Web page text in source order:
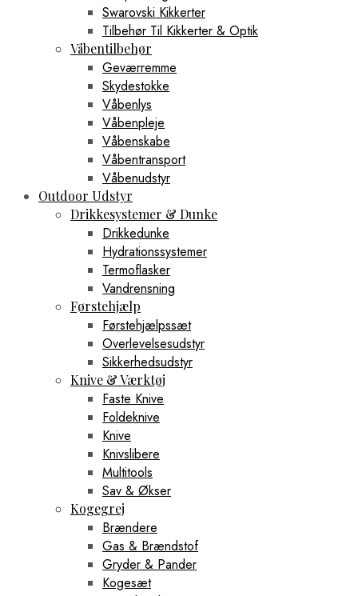
Swarovski Kikkerter
Tilbehør Til Kikkerter & Optik
Våbentilbehør
Geværremme
Skydestokke
Våbenlys
Våbenpleje
Våbenskabe
Våbentransport
Våbenudstyr
Outdoor Udstyr
Drikkesystemer & Dunke
Drikkedunke
Hydrationssystemer
Termoflasker
Vandrensning
Førstehjælp
Førstehjælpssæt
Overlevelsesudstyr
Sikkerhedsudstyr
Knive & Værktøj
Faste Knive
Foldeknive
Knive
Knivslibere
Multitools
Sav & Økser
Kogegrej
Brændere
Gas & Brændstof
Gryder & Pander
Kogesæt